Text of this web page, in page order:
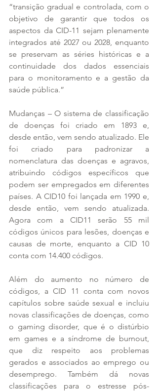
“transição gradual e controlada, com o
objetivo de garantir que todos os
aspectos da CID-11 sejam plenamente
integrados até 2027 ou 2028, enquanto
se preservam as séries históricas e a
continuidade dos dados essenciais
para o monitoramento e a gestão da
saúde pública.”
Mudanças – O sistema de classificação
de doenças foi criado em 1893 e,
desde então, vem sendo atualizado. Ele
foi criado para padronizar a
nomenclatura das doenças e agravos,
atribuindo códigos específicos que
podem ser empregados em diferentes
países. A CID10 foi lançada em 1990 e,
desde então, vem sendo atualizada.
Agora com a CID11 serão 55 mil
códigos únicos para lesões, doenças e
causas de morte, enquanto a CID 10
conta com 14.400 códigos.
Além do aumento no número de
códigos, a CID 11 conta com novos
capítulos sobre saúde sexual e incluiu
novas classificações de doenças, como
o gaming disorder, que é o distúrbio
em games e a síndrome de burnout,
que diz respeito aos problemas
gerados e associados ao emprego ou
desemprego. Também dá novas
classificações para o estresse pós-